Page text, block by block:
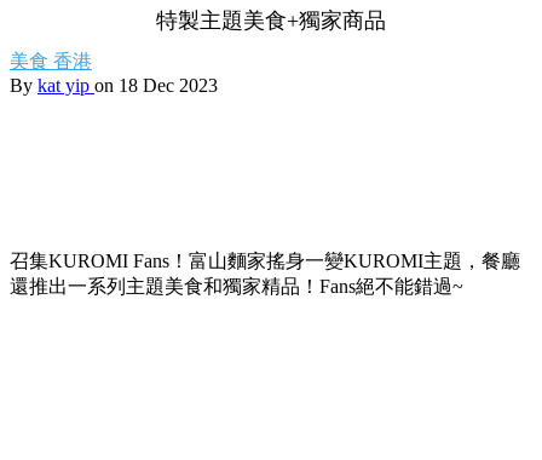
特製主題美食+獨家商品
美食 香港
By kat yip on 18 Dec 2023
召集KUROMI Fans！富山麵家搖身一變KUROMI主題，餐廳
還推出一系列主題美食和獨家精品！Fans絕不能錯過~